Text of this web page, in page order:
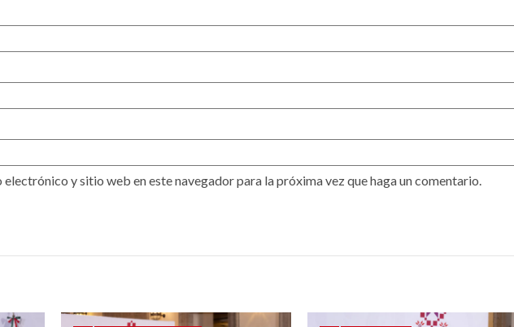
y sitio web en este navegador para la próxima vez que haga un comentario.